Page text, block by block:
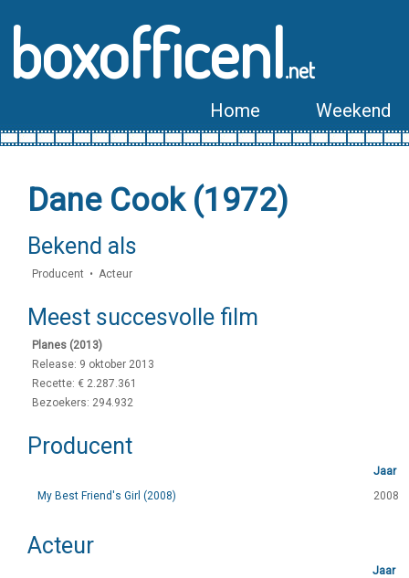
boxofficenl.net
Home Weekend
Dane Cook (1972)
Bekend als
Producent • Acteur
Meest succesvolle film
Planes (2013)
Release: 9 oktober 2013
Recette: € 2.287.361
Bezoekers: 294.932
Producent
Jaar
My Best Friend's Girl (2008)
2008
Acteur
Jaar